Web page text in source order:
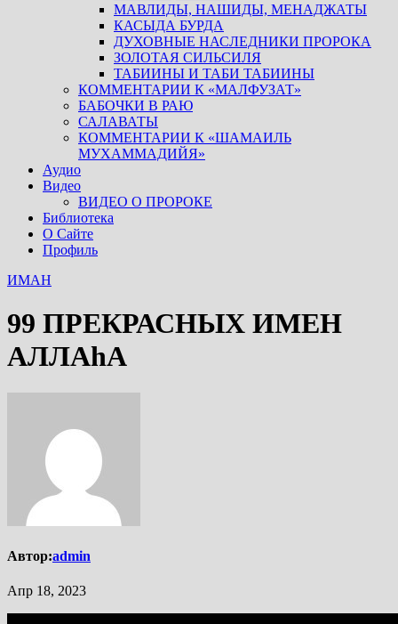
МАВЛИДЫ, НАШИДЫ, МЕНАДЖАТЫ
КАСЫДА БУРДА
ДУХОВНЫЕ НАСЛЕДНИКИ ПРОРОКА
ЗОЛОТАЯ СИЛЬСИЛЯ
ТАБИИНЫ И ТАБИ ТАБИИНЫ
КОММЕНТАРИИ К «МАЛФУЗАТ»
БАБОЧКИ В РАЮ
САЛАВАТЫ
КОММЕНТАРИИ К «ШАМАИЛЬ
МУХАММАДИЙЯ»
Аудио
Видео
ВИДЕО О ПРОРОКЕ
Библиотека
О Сайте
Профиль
ИМАН
99 ПРЕКРАСНЫХ ИМЕН
АЛЛАhА
Автор:admin
Апр 18, 2023